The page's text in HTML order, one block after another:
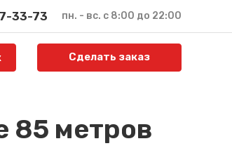
33-73 пн. - вс. с 8:00 до 22:00
Сделать заказ
85 метров